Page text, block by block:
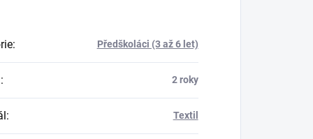
: Předškoláci (3 až 6 let)
: 2 roky
: Textil